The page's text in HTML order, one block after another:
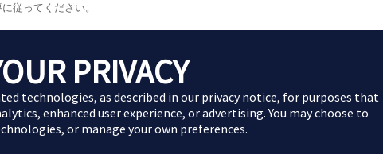
従ってください。
Copyright (C) 2024 AbbVie All Rights Reserved.
PRIVACY
technologies, as described in our privacy notice, for purposes that
enhanced user experience, or advertising. You may choose to
or manage your own preferences.